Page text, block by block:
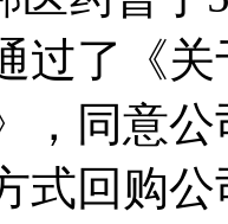
过了《
，同意
式回购